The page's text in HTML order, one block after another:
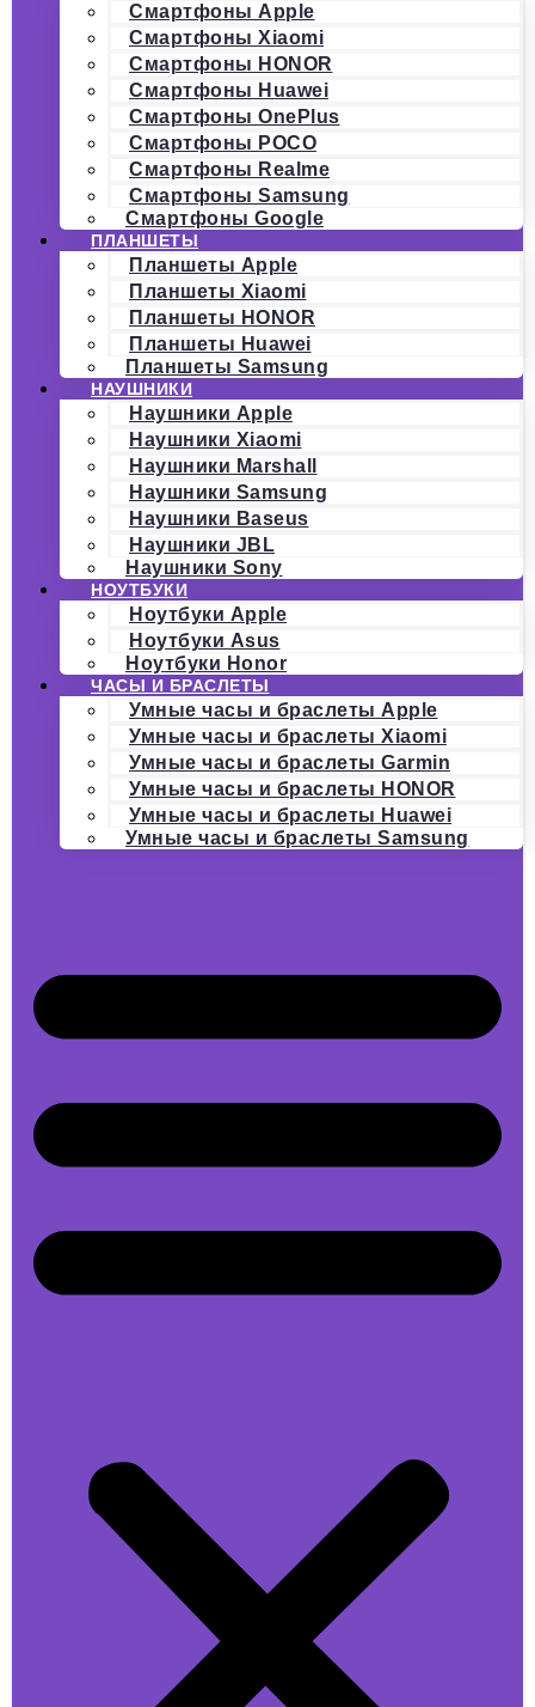
Смартфоны Apple
Смартфоны Xiaomi
Смартфоны HONOR
Смартфоны Huawei
Смартфоны OnePlus
Смартфоны POCO
Смартфоны Realme
Смартфоны Samsung
Смартфоны Google
ПЛАНШЕТЫ
Планшеты Apple
Планшеты Xiaomi
Планшеты HONOR
Планшеты Huawei
Планшеты Samsung
НАУШНИКИ
Наушники Apple
Наушники Xiaomi
Наушники Marshall
Наушники Samsung
Наушники Baseus
Наушники JBL
Наушники Sony
НОУТБУКИ
Ноутбуки Apple
Ноутбуки Asus
Ноутбуки Honor
ЧАСЫ И БРАСЛЕТЫ
Умные часы и браслеты Apple
Умные часы и браслеты Xiaomi
Умные часы и браслеты Garmin
Умные часы и браслеты HONOR
Умные часы и браслеты Huawei
Умные часы и браслеты Samsung